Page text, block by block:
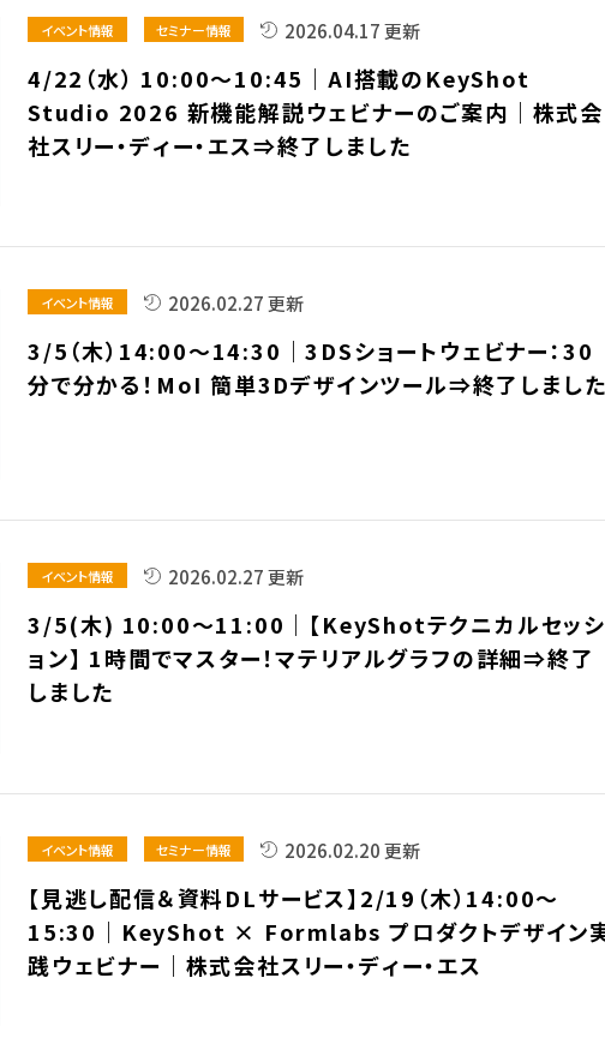
イベント情報 セミナー情報 2026.04.17 更新
4/22（水） 10:00～10:45｜AI搭載のKeyShot
Studio 2026 新機能解説ウェビナーのご案内｜株式会
社スリー・ディー・エス⇒終了しました
イベント情報 2026.02.27 更新
3/5（木）14:00～14:30｜3DSショートウェビナー：30
分で分かる！MoI 簡単3Dデザインツール⇒終了しまし
イベント情報 2026.02.27 更新
3/5(木) 10:00～11:00｜【KeyShotテクニカルセッシ
ョン】 1時間でマスター！マテリアルグラフの詳細⇒終了
しました
イベント情報 セミナー情報 2026.02.20 更新
【見逃し配信＆資料DLサービス】2/19（木）14:00～
15:30｜KeyShot × Formlabs プロダクトデザイン
践ウェビナー｜株式会社スリー・ディー・エス